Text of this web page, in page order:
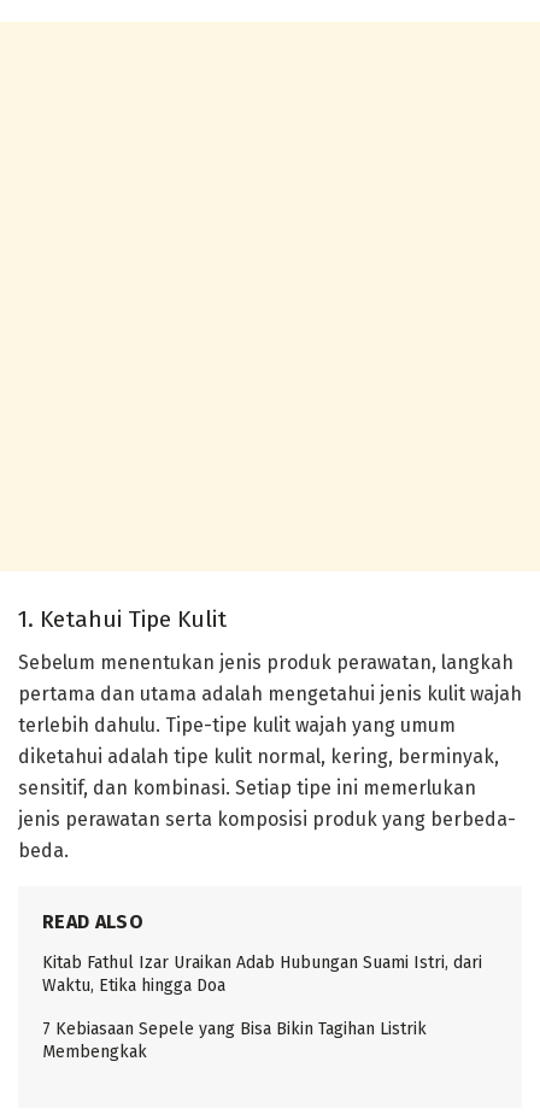
1. Ketahui Tipe Kulit
Sebelum menentukan jenis produk perawatan, langkah
pertama dan utama adalah mengetahui jenis kulit wajah
terlebih dahulu. Tipe-tipe kulit wajah yang umum
diketahui adalah tipe kulit normal, kering, berminyak,
sensitif, dan kombinasi. Setiap tipe ini memerlukan
jenis perawatan serta komposisi produk yang berbeda-
beda.
READ ALSO
Kitab Fathul Izar Uraikan Adab Hubungan Suami Istri, dari
Waktu, Etika hingga Doa
7 Kebiasaan Sepele yang Bisa Bikin Tagihan Listrik
Membengkak